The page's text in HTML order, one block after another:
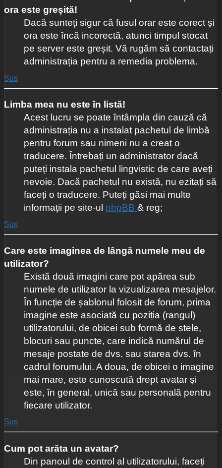
ora este greșită!
Dacă sunteți sigur că fusul orar este corect și
ora este încă incorectă, atunci timpul stocat
pe server este greșit. Vă rugăm să contactați
administrația pentru a remedia problema.
Sus
Limba mea nu este în listă!
Acest lucru se poate întâmpla din cauză că
administrația nu a instalat pachetul de limbă
pentru forum sau nimeni nu a creat o
traducere. Întrebați un administrator dacă
puteți instala pachetul lingvistic de care aveți
nevoie. Dacă pachetul nu există, nu ezitați să
faceți o traducere. Puteți găsi mai multe
informații pe site-ul phpBB & reg;
Sus
Care este imaginea de lângă numele meu de
utilizator?
Există două imagini care pot apărea sub
numele de utilizator la vizualizarea mesajelor.
În funcție de șablonul folosit de forum, prima
imagine este asociată cu poziția (rangul)
utilizatorului, de obicei sub formă de stele,
blocuri sau puncte, care indică numărul de
mesaje postate de dvs. sau starea dvs. în
cadrul forumului. A doua, de obicei o imagine
mai mare, este cunoscută drept avatar și
este, în general, unică sau personală pentru
fiecare utilizator.
Sus
Cum pot arăta un avatar?
Din panoul de control al utilizatorului, faceți